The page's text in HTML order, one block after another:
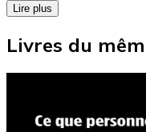
Lire plus
Livres du